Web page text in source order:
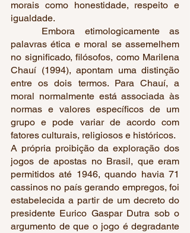
morais como honestidade, respeito e
igualdade.
palavras ética e moral se assemelhem
no significado, filósofos, como Marilena
Chauí (1994), apontam uma distinção
entre os dois termos. Para Chauí, a
moral normalmente está associada às
normas e valores específicos de um
grupo e pode variar de acordo com
fatores culturais, religiosos e históricos.
A própria proibição da exploração dos
jogos de apostas no Brasil, que eram
permitidos até 1946, quando havia 71
cassinos no país gerando empregos, foi
estabelecida a partir de um decreto do
presidente Eurico Gaspar Dutra sob o
argumento de que o jogo é degradante